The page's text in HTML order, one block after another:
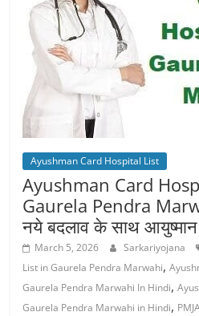
Ayushman Card Hospital List
Ayushman Card
Gaurela Pendra
नये बदलाव के साथ
March 5, 2026 Sarkariyojana
List in Gaurela Pendra Marwahi,
Gaurela Pendra Marwahi In Hindi,
Gaurela Pendra Marwahi in Hindi,